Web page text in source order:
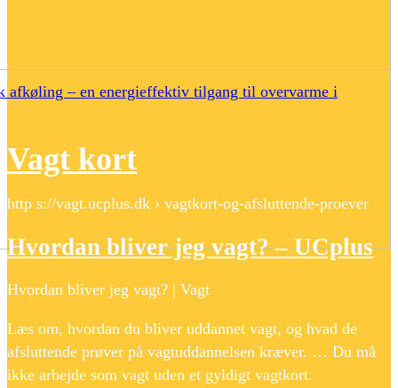
afkøling – en energieffektiv tilgang til overvarme i
Vagt kort
http s://vagt.ucplus.dk › vagtkort-og-afsluttende-proever
Hvordan bliver jeg vagt? – UCplus
Hvordan bliver jeg vagt? | Vagt
Læs om, hvordan du bliver uddannet vagt, og hvad de
afsluttende prøver på vagtuddannelsen kræver. … Du må
ikke arbejde som vagt uden et gyldigt vagtkort.